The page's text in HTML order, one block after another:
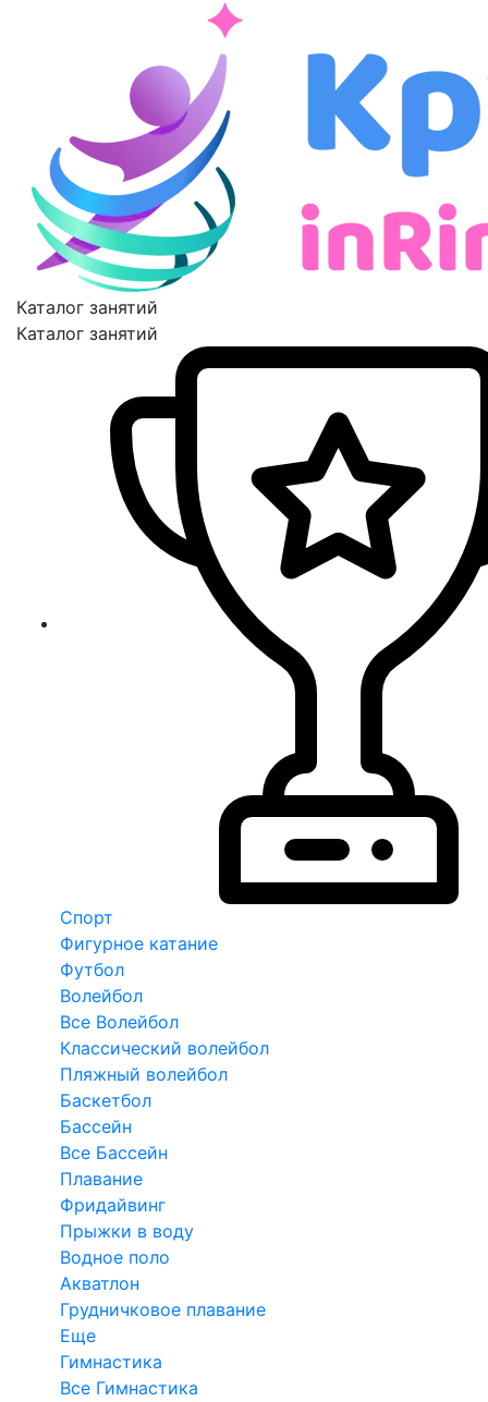
Каталог занятий
Каталог занятий
Спорт
Фигурное катание
Футбол
Волейбол
Все Волейбол
Классический волейбол
Пляжный волейбол
Баскетбол
Бассейн
Все Бассейн
Плавание
Фридайвинг
Прыжки в воду
Водное поло
Акватлон
Грудничковое плавание
Еще
Гимнастика
Все Гимнастика